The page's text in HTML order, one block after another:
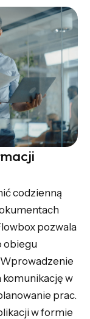
codzienną
pozwala
obiegu
w
prac.
w formie